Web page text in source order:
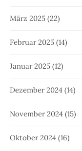
März 2025 (22)
Februar 2025 (14)
Januar 2025 (12)
Dezember 2024 (14)
November 2024 (15)
Oktober 2024 (16)